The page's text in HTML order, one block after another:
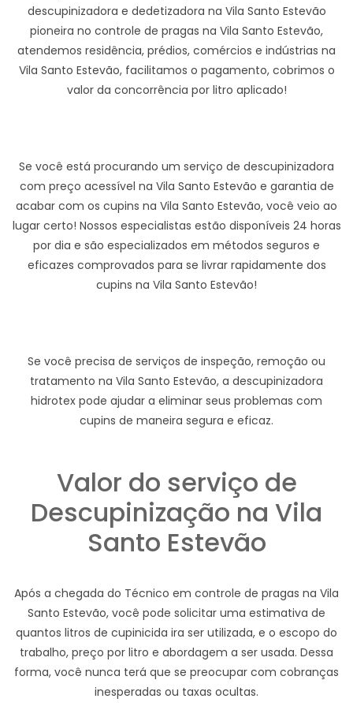
descupinizadora e dedetizadora na Vila Santo Estevão
pioneira no controle de pragas na Vila Santo Estevão,
atendemos residência, prédios, comércios e indústrias na
Vila Santo Estevão, facilitamos o pagamento, cobrimos o
valor da concorrência por litro aplicado!
Se você está procurando um serviço de descupinizadora
com preço acessível na Vila Santo Estevão e garantia de
acabar com os cupins na Vila Santo Estevão, você veio ao
lugar certo! Nossos especialistas estão disponíveis 24 horas
por dia e são especializados em métodos seguros e
eficazes comprovados para se livrar rapidamente dos
cupins na Vila Santo Estevão!
Se você precisa de serviços de inspeção, remoção ou
tratamento na Vila Santo Estevão, a descupinizadora
hidrotex pode ajudar a eliminar seus problemas com
cupins de maneira segura e eficaz.
Valor do serviço de
Descupinização na Vila
Santo Estevão
Após a chegada do Técnico em controle de pragas na Vila
Santo Estevão, você pode solicitar uma estimativa de
quantos litros de cupinicida ira ser utilizada, e o escopo do
trabalho, preço por litro e abordagem a ser usada. Dessa
forma, você nunca terá que se preocupar com cobranças
inesperadas ou taxas ocultas.